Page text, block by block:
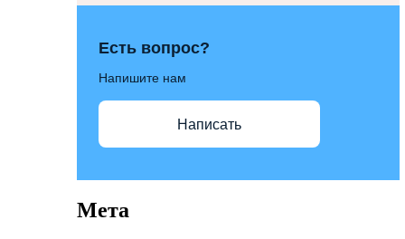
Есть вопрос?
Напишите нам
Написать
Мета